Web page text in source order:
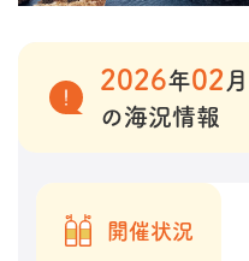
2026年02 月
の海況情報
開催状況